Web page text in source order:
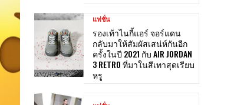
แฟชั่น
รองเท้าไนกี้แอร์ จอร์แดน
กลับมาให้สัมผัสเสน่ห์กันอีก
ครั้งในปี 2021 กับ AIR JORDAN
3 RETRO ที่มาในสีเทาสุดเรียบ
หรู